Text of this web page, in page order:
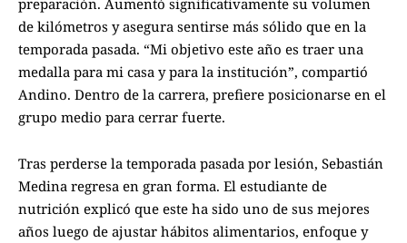
preparación. Aumentó significativamente su volumen
de kilómetros y asegura sentirse más sólido que en la
temporada pasada. “Mi objetivo este año es traer una
medalla para mi casa y para la institución”, compartió
Andino. Dentro de la carrera, prefiere posicionarse en el
grupo medio para cerrar fuerte.
Tras perderse la temporada pasada por lesión, Sebastián
Medina regresa en gran forma. El estudiante de
nutrición explicó que este ha sido uno de sus mejores
años luego de ajustar hábitos alimentarios, enfoque y